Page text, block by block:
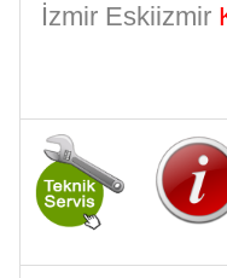
İzmir Eskiizmir